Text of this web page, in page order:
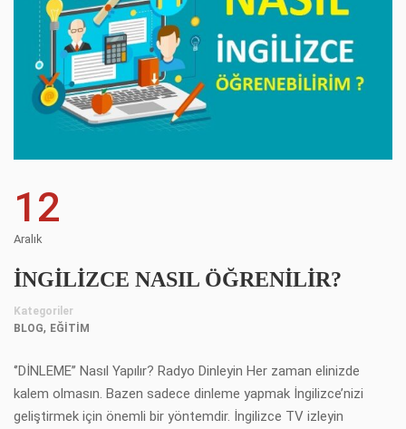
12
Aralık
İNGİLİZCE NASIL ÖĞRENİLİR?
Kategoriler
BLOG, EĞITIM
‘’DİNLEME’’ Nasıl Yapılır? Radyo Dinleyin Her zaman elinizde
kalem olmasın. Bazen sadece dinleme yapmak İngilizce’nizi
geliştirmek için önemli bir yöntemdir. İngilizce TV izleyin